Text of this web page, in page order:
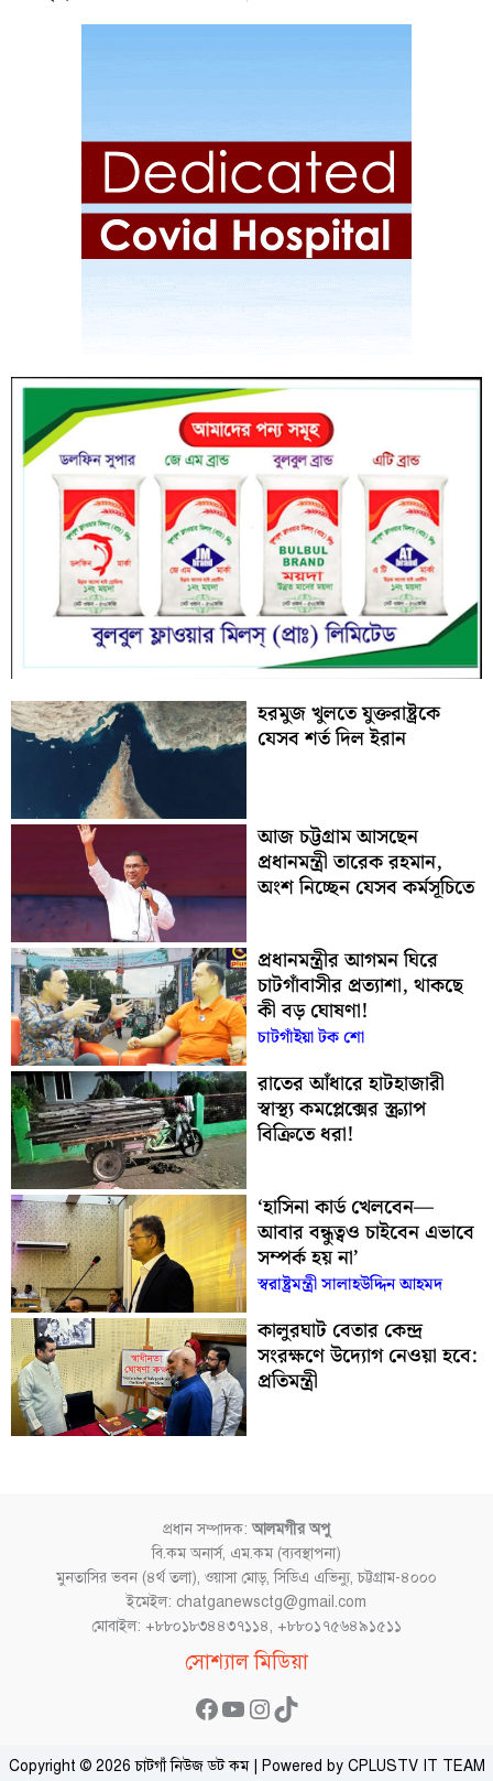
হরমুজ খুলতে যুক্তরাষ্ট্রকে
যেসব শর্ত দিল ইরান
আজ চট্টগ্রাম আসছেন
প্রধানমন্ত্রী তারেক রহমান,
অংশ নিচ্ছেন যেসব কর্মসূচিতে
প্রধানমন্ত্রীর আগমন ঘিরে
চাটগাঁবাসীর প্রত্যাশা, থাকছে
কী বড় ঘোষণা!
চাটগাঁইয়া টক শো
রাতের আঁধারে হাটহাজারী
স্বাস্থ্য কমপ্লেক্সের স্ক্র্যাপ
বিক্রিতে ধরা!
‘হাসিনা কার্ড খেলবেন—
আবার বন্ধুত্বও চাইবেন এভাবে
সম্পর্ক হয় না’
স্বরাষ্ট্রমন্ত্রী সালাহউদ্দিন আহমদ
কালুরঘাট বেতার কেন্দ্র
সংরক্ষণে উদ্যোগ নেওয়া হবে:
প্রতিমন্ত্রী
প্রধান সম্পাদক:আলমগীর অপু
বি.কম অনার্স, এম.কম (ব্যবস্থাপনা)
মুনতাসির ভবন (৪র্থ তলা), ওয়াসা মোড়, সিডিএ এভিন্যু, চট্টগ্রাম-৪০০০
ইমেইল: chatganewsctg@gmail.com
মোবাইল: +৮৮০১৮৩৪৪৩৭১১৪, +৮৮০১৭৫৬৪৯১৫১১
সোশ্যাল মিডিয়া
Facebook
YouTube
Instagram
TikTok
Copyright © 2026 চাটগাঁ নিউজ ডট কম | Powered by CPLUSTV IT TEAM